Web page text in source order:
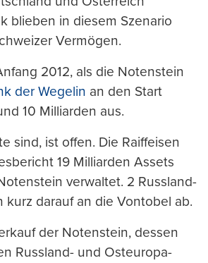
blieben in diesem Szenario
Vermögen.
2012, als die Notenstein
der Wegelin an den Start
10 Milliarden aus.
sind, ist offen. Die Raiffeisen
19 Milliarden Assets
verwaltet. 2 Russland-
kurz darauf an die Vontobel ab.
der Notenstein, dessen
Russland- und Osteuropa-